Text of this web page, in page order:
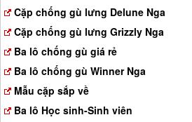
Cặp chống gù lưng Delune Nga
Cặp chống gù lưng Grizzly Nga
Ba lô chống gù giá rẻ
Ba lô chống gù Winner Nga
Mẫu cặp sắp về
Ba lô Học sinh-Sinh viên